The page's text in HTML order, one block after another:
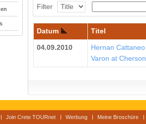
Filter
Datum Titel
04.09.2010
Hernan
Varon at
Join Crete TOURnet Werbung Meine Broschüre